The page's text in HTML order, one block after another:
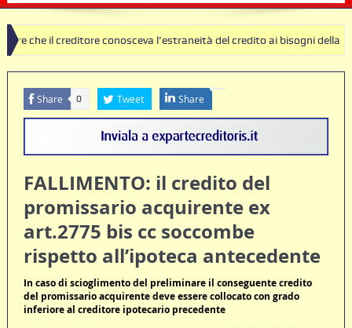
conosceva l’estraneità del credito ai bisogni della famiglia
nulle deve produrre il contratto di conto corrente
Share 0 Tweet Share
FALLIMENTO: il credito del
promissario acquirente ex
art.2775 bis cc soccombe
rispetto all’ipoteca antecedente
In caso di scioglimento del preliminare il conseguente credito
del promissario acquirente deve essere collocato con grado
inferiore al creditore ipotecario precedente